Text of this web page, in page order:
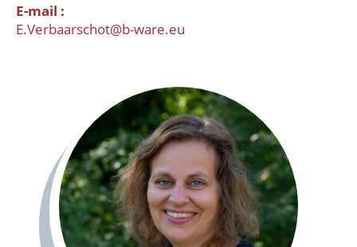
E-mail
E.Verbaarschot@b-ware.eu